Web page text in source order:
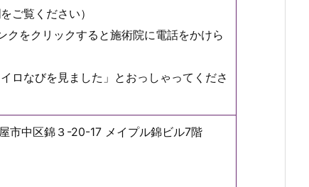
ご覧ください）
クをクリックすると施術院に電話をかけら
ロなびを見ました」とおっしゃってくださ
中区錦３-20-17 メイプル錦ビル7階